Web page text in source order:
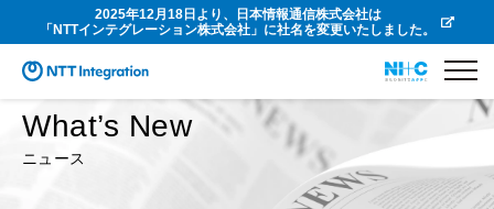
2025年12月18日より、日本情報通信株式会社は
「NTTインテグレーション株式会社」に社名を変更いたしました。
What’s New
ニュース